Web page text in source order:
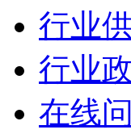
行业
行业
在线